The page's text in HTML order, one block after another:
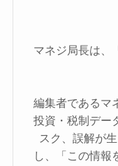
マネジ局長は、
編集者であるマ
投資・税制デー
スク、誤解が
し、「この情報